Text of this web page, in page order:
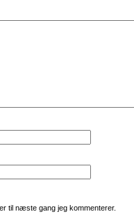
til næste gang jeg kommenterer.